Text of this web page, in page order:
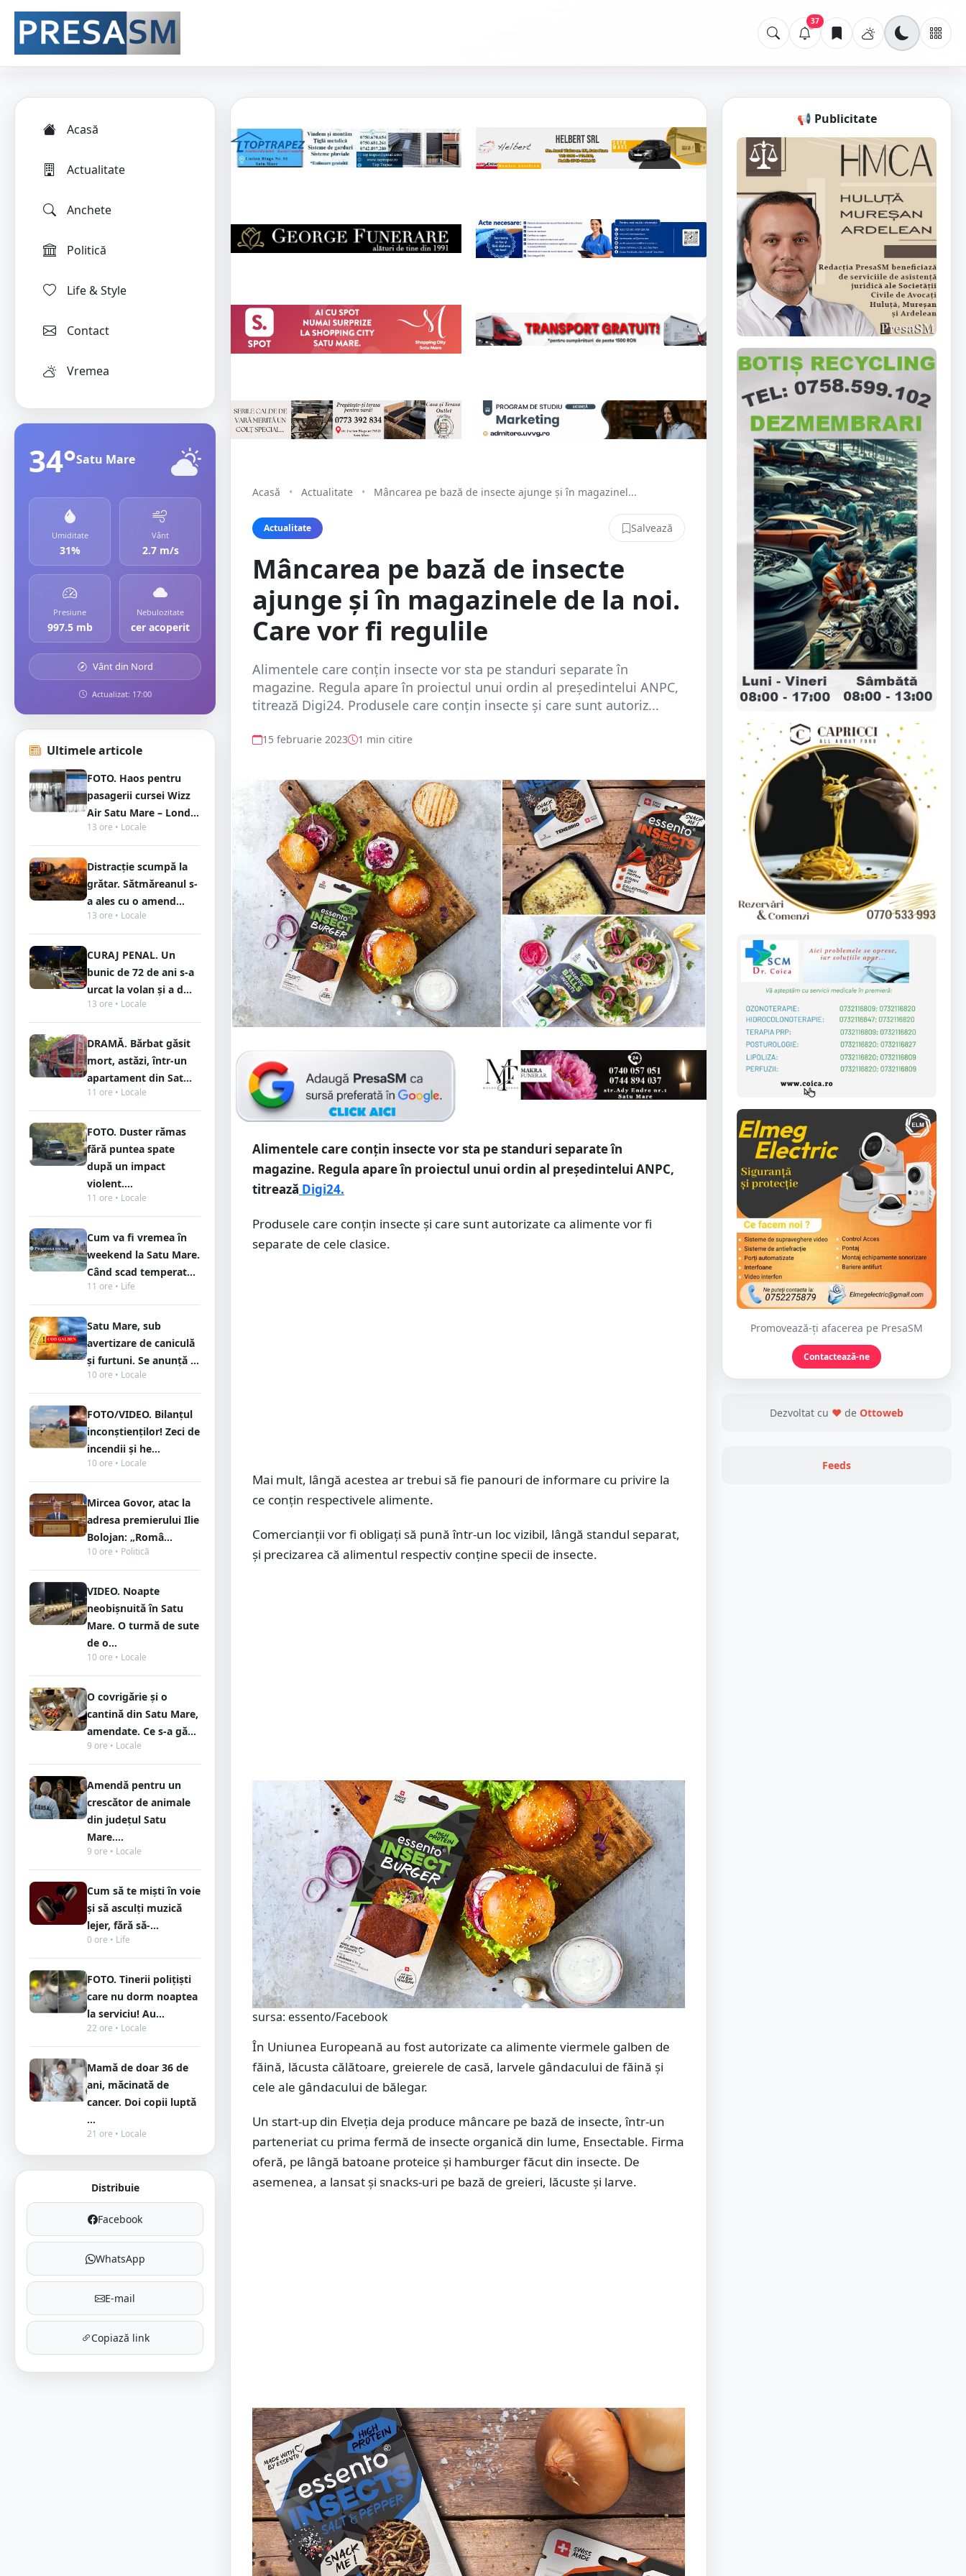
37
Acasă
Actualitate
Anchete
Politică
Life & Style
Contact
Vremea
34°Satu Mare
Umiditate
31%
Vânt
2.7 m/s
Presiune
997.5 mb
Nebulozitate
cer acoperit
Vânt din Nord
Actualizat: 17:00
Ultimele articole
FOTO. Haos pentru
pasagerii cursei Wizz
Air Satu Mare – Lond...
13 ore • Locale
Distracție scumpă la
grătar. Sătmăreanul s-
a ales cu o amend...
13 ore • Locale
CURAJ PENAL. Un
bunic de 72 de ani s-a
urcat la volan și a d...
13 ore • Locale
DRAMĂ. Bărbat găsit
mort, astăzi, într-un
apartament din Sat...
11 ore • Locale
FOTO. Duster rămas
fără puntea spate
după un impact
violent....
11 ore • Locale
Cum va fi vremea în
weekend la Satu Mare.
Când scad temperat...
11 ore • Life
Satu Mare, sub
avertizare de caniculă
și furtuni. Se anunță ...
10 ore • Locale
FOTO/VIDEO. Bilanțul
inconștienților! Zeci de
incendii și he...
10 ore • Locale
Mircea Govor, atac la
adresa premierului Ilie
Bolojan: „Româ...
10 ore • Politică
VIDEO. Noapte
neobișnuită în Satu
Mare. O turmă de sute
de o...
10 ore • Locale
O covrigărie și o
cantină din Satu Mare,
amendate. Ce s-a gă...
9 ore • Locale
Amendă pentru un
crescător de animale
din județul Satu
Mare....
9 ore • Locale
Cum să te miști în voie
și să asculți muzică
lejer, fără să-...
0 ore • Life
FOTO. Tinerii polițiști
care nu dorm noaptea
la serviciu! Au...
22 ore • Locale
Mamă de doar 36 de
ani, măcinată de
cancer. Doi copii luptă
...
21 ore • Locale
Distribuie
Facebook
WhatsApp
E-mail
Copiază link
Acasă • Actualitate • Mâncarea pe bază de insecte ajunge și în magazinel...
Actualitate Salvează
Mâncarea pe bază de insecte
ajunge și în magazinele de la noi.
Care vor fi regulile
Alimentele care conțin insecte vor sta pe standuri separate în
magazine. Regula apare în proiectul unui ordin al președintelui ANPC,
titrează Digi24. Produsele care conțin insecte și care sunt autoriz...
15 februarie 2023 1 min citire
Alimentele care conțin insecte vor sta pe standuri separate în
magazine. Regula apare în proiectul unui ordin al președintelui ANPC,
titrează Digi24.
Produsele care conțin insecte și care sunt autorizate ca alimente vor fi
separate de cele clasice.
Mai mult, lângă acestea ar trebui să fie panouri de informare cu privire la
ce conțin respectivele alimente.
Comercianții vor fi obligați să pună într-un loc vizibil, lângă standul separat,
și precizarea că alimentul respectiv conține specii de insecte.
sursa: essento/Facebook
În Uniunea Europeană au fost autorizate ca alimente viermele galben de
făină, lăcusta călătoare, greierele de casă, larvele gândacului de făină și
cele ale gândacului de bălegar.
Un start-up din Elveția deja produce mâncare pe bază de insecte, într-un
parteneriat cu prima fermă de insecte organică din lume, Ensectable. Firma
oferă, pe lângă batoane proteice și hamburger făcut din insecte. De
asemenea, a lansat și snacks-uri pe bază de greieri, lăcuste și larve.
📢 Publicitate
Promovează-ți afacerea pe PresaSM
Contactează-ne
Dezvoltat cu ❤ de Ottoweb
Feeds